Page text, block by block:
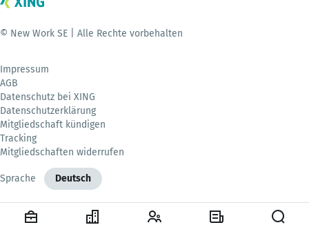
© New Work SE | Alle Rechte vorbehalten
Impressum
AGB
Datenschutz bei XING
Datenschutzerklärung
Mitgliedschaft kündigen
Tracking
Mitgliedschaften widerrufen
Sprache Deutsch